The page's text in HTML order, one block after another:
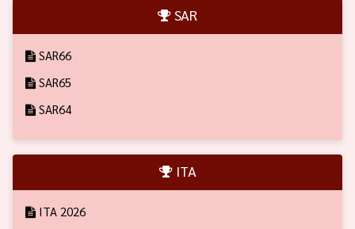
SAR
SAR66
SAR65
SAR64
ITA
ITA 2026